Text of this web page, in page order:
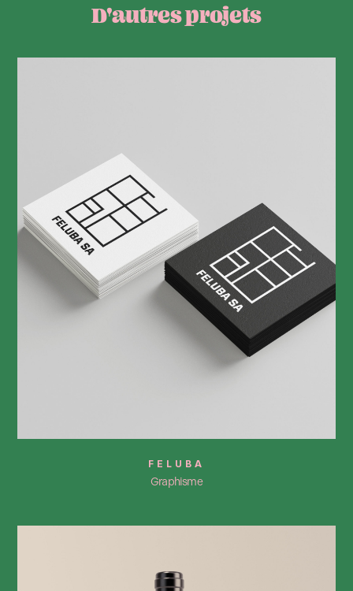
D'autres projets
FELUBA
Graphisme